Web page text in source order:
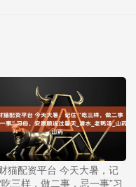
猫配资平台 今天大暑，记
吃三样，做二事，忌一事”习